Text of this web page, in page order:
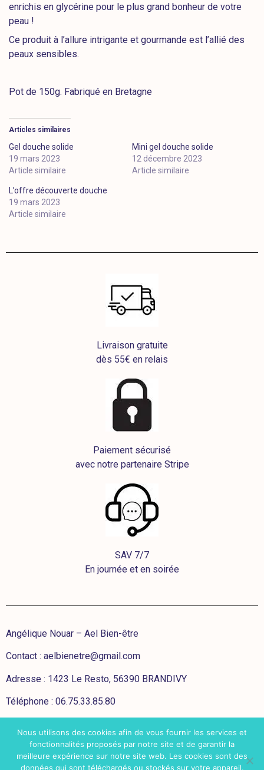
enrichis en glycérine pour le plus grand bonheur de votre
peau !
Ce produit à l’allure intrigante et gourmande est l’allié des
peaux sensibles.
Pot de 150g. Fabriqué en Bretagne
Articles similaires
Gel douche solide
19 mars 2023
Article similaire
Mini gel douche solide
12 décembre 2023
Article similaire
L’offre découverte douche
19 mars 2023
Article similaire
Livraison gratuite
dès 55€ en relais
Paiement sécurisé
avec notre partenaire Stripe
SAV 7/7
En journée et en soirée
Angélique Nouar – Ael Bien-être
Contact : aelbienetre@gmail.com
Adresse : 1423 Le Resto, 56390 BRANDIVY
Téléphone : 06.75.33.85.80
CGV
Mentions légales
Nous utilisons des cookies afin de vous fournir les services et
fonctionnalités proposés par notre site et de garantir la
meilleure expérience sur notre site web. Les cookies sont des
données qui sont téléchargés ou stockés sur votre appareil.